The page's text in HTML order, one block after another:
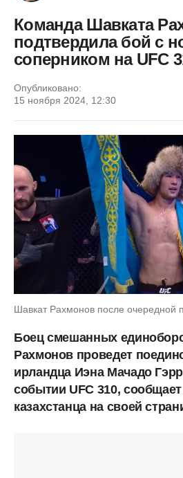
Команда Шавката
подтвердила бой с
соперником на UFC
Опубликовано:
15 ноября 2024, 12:30
Шавкат Рахмонов после очередной
Боец смешанных
Рахмонов проведет
ирландца Иэна Мачадо
событии UFC 310,
казахстанца на своей